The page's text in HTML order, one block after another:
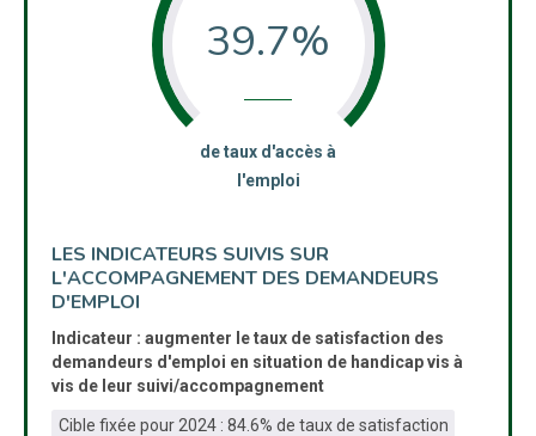
39.7%
:de taux d'accès à
l'emploi
LES INDICATEURS SUIVIS SUR
L'ACCOMPAGNEMENT DES DEMANDEURS
D'EMPLOI
Indicateur : augmenter le taux de satisfaction des
demandeurs d'emploi en situation de handicap vis à
vis de leur suivi/accompagnement
Cible fixée pour 2024 : 84.6% de taux de satisfaction